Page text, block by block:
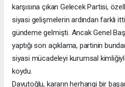
karşısına çıkan Gelecek Partisi,
siyasi gelişmelerin ardından farklı
gündeme gelmişti. Ancak Genel
yaptığı son açıklama, partinin
siyasi mücadeleyi kurumsal
koydu.
Davutoğlu, kararın herhangi bir